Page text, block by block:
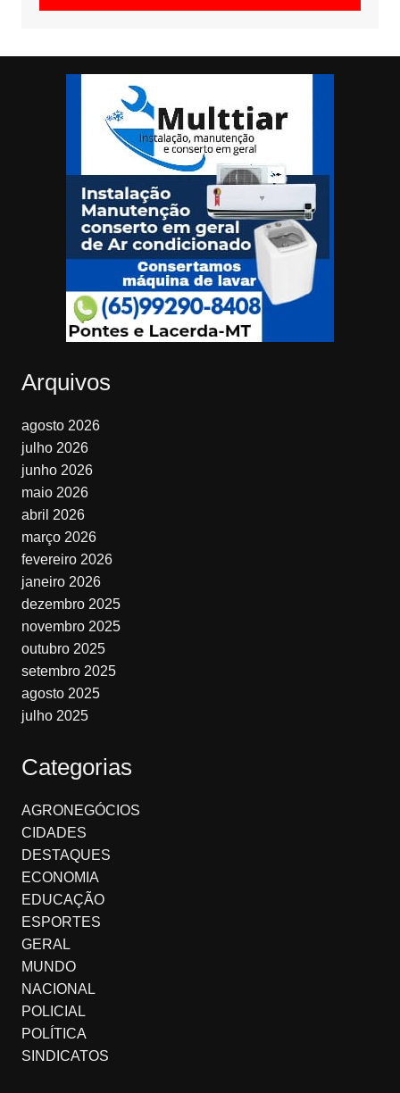
Arquivos
agosto 2026
julho 2026
junho 2026
maio 2026
abril 2026
março 2026
fevereiro 2026
janeiro 2026
dezembro 2025
novembro 2025
outubro 2025
setembro 2025
agosto 2025
julho 2025
Categorias
AGRONEGÓCIOS
CIDADES
DESTAQUES
ECONOMIA
EDUCAÇÃO
ESPORTES
GERAL
MUNDO
NACIONAL
POLICIAL
POLÍTICA
SINDICATOS